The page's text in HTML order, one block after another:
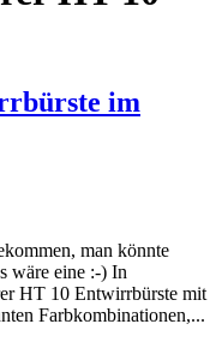
im
man könnte
wäre eine :-) In
HT 10 Entwirrbürste mit
Farbkombinationen,...